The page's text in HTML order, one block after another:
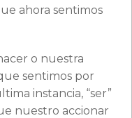
ahora sentimos
o nuestra
sentimos por
instancia, “ser”
nuestro accionar